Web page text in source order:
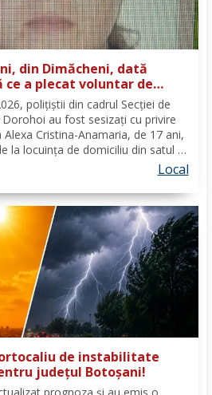
din Dimăcheni, dată
ce a plecat voluntar de
revenit
polițiștii din cadrul Secției de
Dorohoi au fost sesizați cu privire
Cristina-Anamaria, de 17 ani,
la locuința de domiciliu din satul și
județul Botoșani. Semnalmentele
Local
de instabilitate
județul Botoșani!